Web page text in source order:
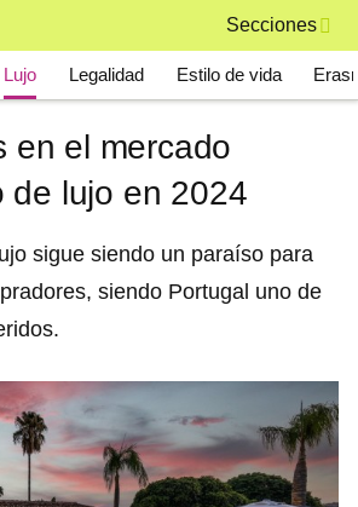
Secciones
Lujo Legalidad Estilo de vida
en el mercado
de lujo en 2024
sigue siendo un paraíso para
siendo Portugal uno de